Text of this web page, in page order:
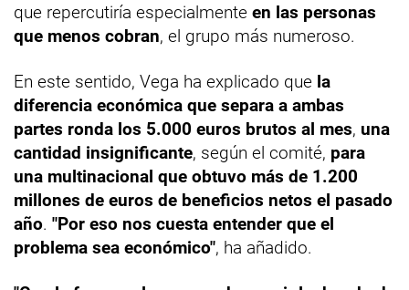
que repercutiría especialmente en las personas
que menos cobran, el grupo más numeroso.
En este sentido, Vega ha explicado que la
diferencia económica que separa a ambas
partes ronda los 5.000 euros brutos al mes, una
cantidad insignificante, según el comité, para
una multinacional que obtuvo más de 1.200
millones de euros de beneficios netos el pasado
año. "Por eso nos cuesta entender que el
problema sea económico", ha añadido.